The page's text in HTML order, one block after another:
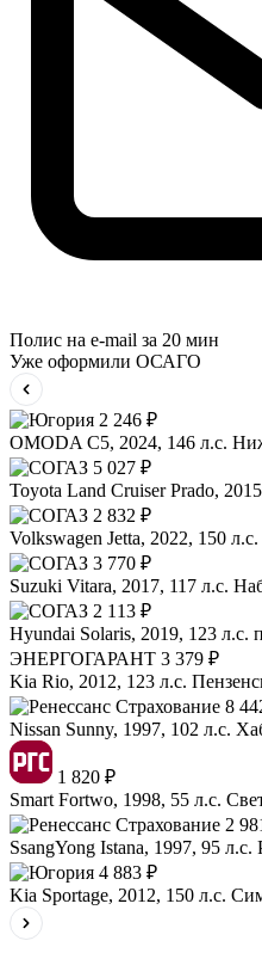
Полис на e-mail за 20 мин
Уже оформили ОСАГО
2 246 ₽
OMODA C5, 2024, 146 л.с.
5 027 ₽
Toyota Land Cruiser Prado,
2 832 ₽
Volkswagen Jetta, 2022, 150 л.с.
3 770 ₽
Suzuki Vitara, 2017, 117 л.с.
2 113 ₽
Hyundai Solaris, 2019, 123 л.с.
ЭНЕРГОГАРАНТ 3 379 ₽
Kia Rio, 2012, 123 л.с.
8
Nissan Sunny, 1997, 102 л.с.
1 820 ₽
Smart Fortwo, 1998, 55 л.с.
2
SsangYong Istana, 1997, 95 л.с.
4 883 ₽
Kia Sportage, 2012, 150 л.с.